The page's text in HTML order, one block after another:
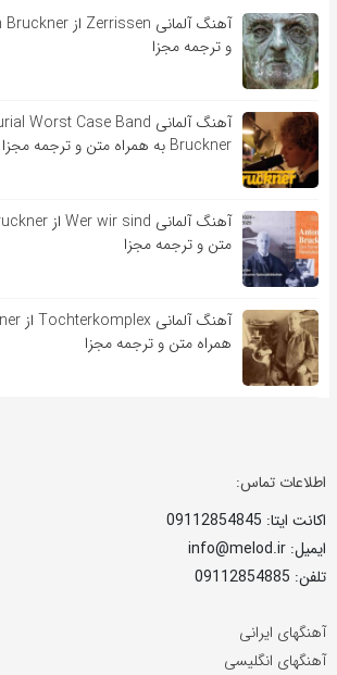
و ترجمه مجزا
Bruckner به همراه متن و ترجمه مجزا
متن و ترجمه مجزا
همراه متن و ترجمه مجزا
اطلاعات تماس:
اکانت ایتا: 09112854845
ایمیل: info@melod.ir
تلفن: 09112854885
آهنگهای ایرانی
آهنگهای انگلیسی